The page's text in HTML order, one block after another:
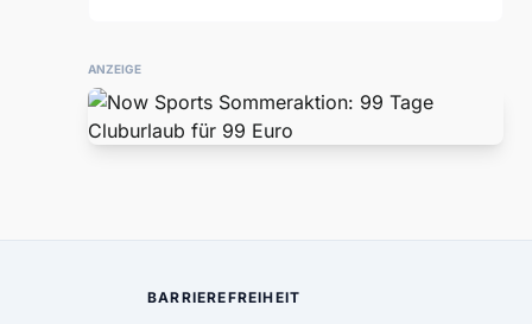
ANZEIGE
BARRIEREFREIHEIT